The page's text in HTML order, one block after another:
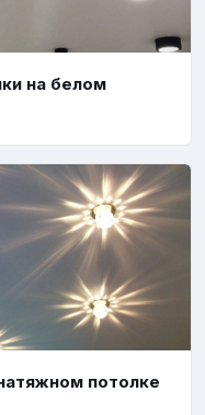
на белом
потолке